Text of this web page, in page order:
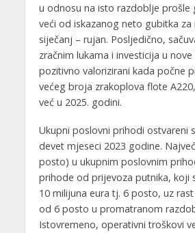
u odnosu na isto razdoblje prošle
veći od iskazanog neto gubitka za
siječanj – rujan. Posljedično,
zračnim lukama i investicija u
pozitivno valorizirani kada počne
većeg broja zrakoplova flote
već u 2025. godini.
Ukupni poslovni prihodi ostvareni
devet mjeseci 2023 godine.
posto) u ukupnim poslovnim
prihode od prijevoza putnika, koji
10 milijuna eura tj. 6 posto, uz
od 6 posto u promatranom
Istovremeno, operativni troškovi